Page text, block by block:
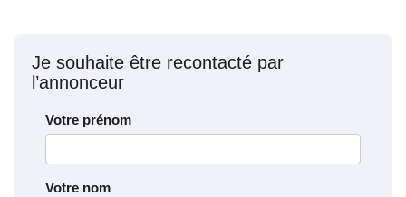
Je souhaite être recontacté par
l’annonceur
Votre prénom
Votre nom